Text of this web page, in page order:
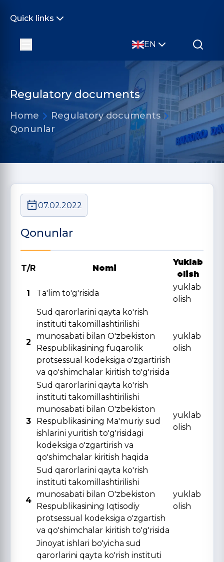
Quick links
EN
Regulatory documents
Home
Regulatory documents
Qonunlar
07.02.2022
Qonunlar
T/R Nomi
Yuklab
olish
1
Ta'lim to'g'risida
yuklab
olish
2
Sud qarorlarini qayta ko'rish
instituti takomillashtirilishi
munosabati bilan O'zbekiston
Respublikasining fuqarolik
protsessual kodeksiga o'zgartirish
va qo'shimchalar kiritish to'g'risida
yuklab
olish
3
Sud qarorlarini qayta ko'rish
instituti takomillashtirilishi
munosabati bilan O'zbekiston
Respublikasining Ma'muriy sud
ishlarini yuritish to'g'risidagi
kodeksiga o'zgartirish va
qo'shimchalar kiritish haqida
yuklab
olish
4
Sud qarorlarini qayta ko'rish
instituti takomillashtirilishi
munosabati bilan O'zbekiston
Respublikasining Iqtisodiy
protsessual kodeksiga o'zgartish
va qo'shimchalar kiritish to'g'risida
yuklab
olish
Jinoyat ishlari bo'yicha sud
qarorlarini qayta ko'rish instituti